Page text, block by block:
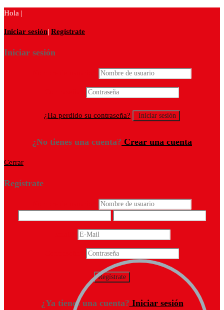
Hola |
Iniciar sesión| Regístrate
Iniciar sesión
¿Ha perdido su contraseña?
¿No tienes una cuenta? Crear una cuenta
Cerrar
Regístrate
¿Ya tienes una cuenta? Iniciar sesión